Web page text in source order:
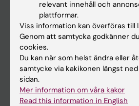
Medarbetare
Medarbetarportalen
Kontakta och besök KI
Universitetsbiblioteket
Stöd forskning och utbildning
relevant innehåll och
plattformar.
Viss information kan överföras till
Genom att samtycka godkänner
cookies.
Du kan när som helst ändra eller
samtycke via kakikonen längst
sidan.
Mer information om våra kakor
Read this information in English